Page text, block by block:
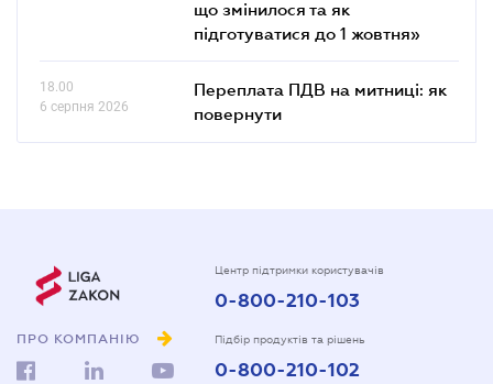
що змінилося та як
підготуватися до 1 жовтня»
18.00
6 серпня 2026
Переплата ПДВ на митниці: як
повернути
ПРО КОМПАНІЮ
Центр підтримки користувачів
0-800-210-103
Підбір продуктів та рішень
0-800-210-102